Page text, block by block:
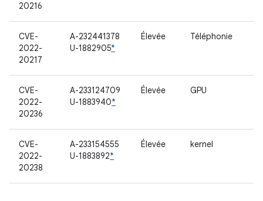
20216
CVE-
2022-
20217
A-232441378
U-1882905*
Élevée Téléphonie
CVE-
2022-
20236
A-233124709
U-1883940*
Élevée GPU
CVE-
2022-
20238
A-233154555
U-1883892*
Élevée kernel